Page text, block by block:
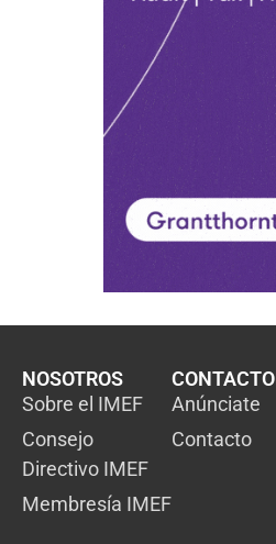
NOSOTROS
Sobre el IMEF
Consejo
Directivo IMEF
Membresía IMEF
CONTACTO
Anúnciate
Contacto